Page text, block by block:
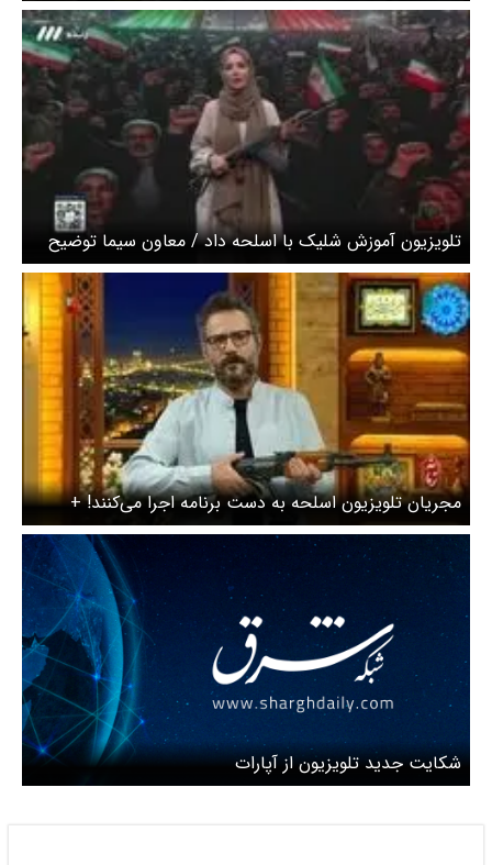
پیشیمان شد / ماجرا چه بود؟
تلویزیون آموزش شلیک با اسلحه داد / معاون سیما توضیح
داد
مجریان تلویزیون اسلحه به دست برنامه اجرا می‌کنند! +
عکس
شکایت جدید تلویزیون از آپارات